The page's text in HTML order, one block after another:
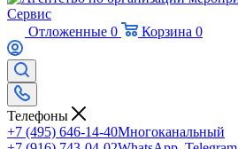
Отложенные 0 Корзина 0
Телефоны
+7 (495) 646-14-40Многоканальный